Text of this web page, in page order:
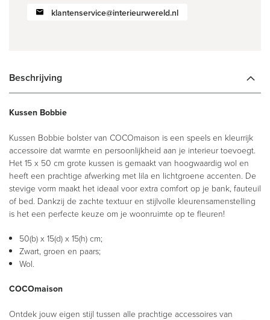
klantenservice@interieurwereld.nl
Beschrijving
Kussen Bobbie
Kussen Bobbie bolster van COCOmaison is een speels en kleurrijk
accessoire dat warmte en persoonlijkheid aan je interieur toevoegt.
Het 15 x 50 cm grote kussen is gemaakt van hoogwaardig wol en
heeft een prachtige afwerking met lila en lichtgroene accenten. De
stevige vorm maakt het ideaal voor extra comfort op je bank, fauteuil
of bed. Dankzij de zachte textuur en stijlvolle kleurensamenstelling
is het een perfecte keuze om je woonruimte op te fleuren!
50(b) x 15(d) x 15(h) cm;
Zwart, groen en paars;
Wol.
COCOmaison
Ontdek jouw eigen stijl tussen alle prachtige accessoires van